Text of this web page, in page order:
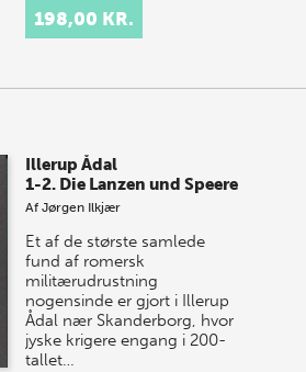
198,00 KR.
Illerup Ådal
1-2. Die Lanzen und Speere
AfJørgen Ilkjær
Et af de største samlede
fund af romersk
militærudrustning
nogensinde er gjort i Illerup
Ådal nær Skanderborg, hvor
jyske krigere engang i 200-
tallet…